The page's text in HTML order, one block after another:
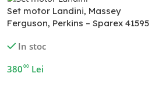
Set motor Landini, Massey
Ferguson, Perkins – Sparex 41595
In stoc
38000 Lei